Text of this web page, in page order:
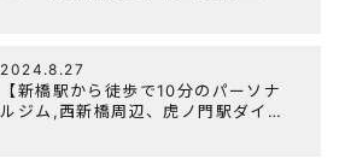
2024.8.27
【新橋駅から徒歩で10分のパーソナ
ルジム,西新橋周辺、虎ノ門駅ダイエ